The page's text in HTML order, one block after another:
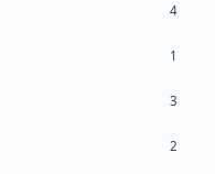
4
1
3
2